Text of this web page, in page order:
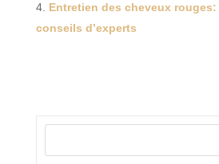
Entretien des cheveux
conseils d’experts